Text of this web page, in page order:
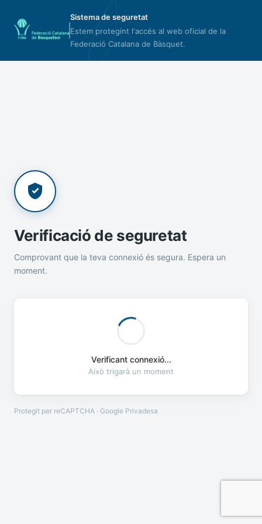
Sistema de seguretat
Estem protegint l'accés al web oficial de la
Federació Catalana de Bàsquet.
Verificació de seguretat
Comprovant que la teva connexió és segura. Espera un
moment.
Verificant connexió...
Això trigarà un moment
Protegit per reCAPTCHA · Google Privadesa